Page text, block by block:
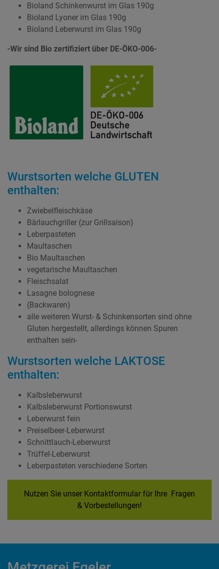
Bioland Schinkenwurst im Glas 190g
Bioland Lyoner im Glas 190g
Bioland Leberwurst im Glas 190g
-Wir sind Bio zertifiziert über DE-ÖKO-006-
Wurstsorten welche GLUTEN
enthalten:
Zwiebelfleischkäse
Bärlauchgriller (zur Grillsaison)
Leberpasteten
Maultaschen
Bio Maultaschen
vegetarische Maultaschen
Fleischsalat
Lasagne bolognese
(Backwaren)
alle weiteren Wurst- & Schinkensorten sind ohne
Gluten hergestellt, allerdings können Spuren
enthalten sein-
Wurstsorten welche LAKTOSE
enthalten:
Kalbsleberwurst
Kalbsleberwurst Portionswurst
Leberwurst fein
Preiselbeer-Leberwurst
Schnittlauch-Leberwurst
Trüffel-Leberwurst
Leberpasteten verschiedene Sorten
Nutzen Sie unser Kontaktformular für Ihre Fragen
& Vorbestellungen!